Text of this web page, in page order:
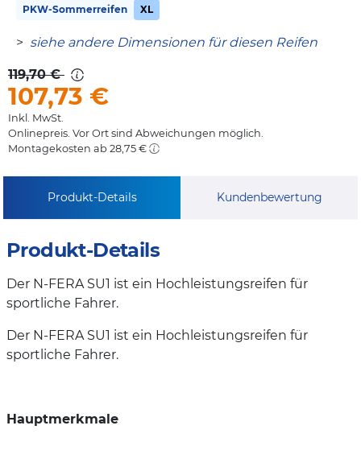
PKW-Sommerreifen XL
> siehe andere Dimensionen für diesen Reifen
119,70 €
107,73 €
Inkl. MwSt.
Onlinepreis. Vor Ort sind Abweichungen möglich.
Montagekosten ab 28,75 €
Produkt-Details Kundenbewertung
Produkt-Details
Der N-FERA SU1 ist ein Hochleistungsreifen für
sportliche Fahrer.
Der N-FERA SU1 ist ein Hochleistungsreifen für
sportliche Fahrer.
Hauptmerkmale